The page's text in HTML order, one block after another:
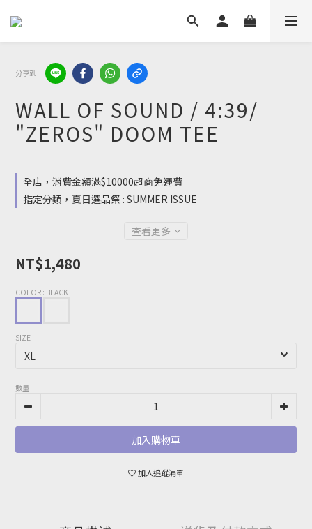
分享到
WALL OF SOUND / 4:39/
"ZEROS" DOOM TEE
全店，消費金額滿$10000超商免運費
指定分類，夏日選品祭 : SUMMER ISSUE
查看更多
NT$1,480
COLOR : BLACK
SIZE
數量
加入購物車
加入追蹤清單